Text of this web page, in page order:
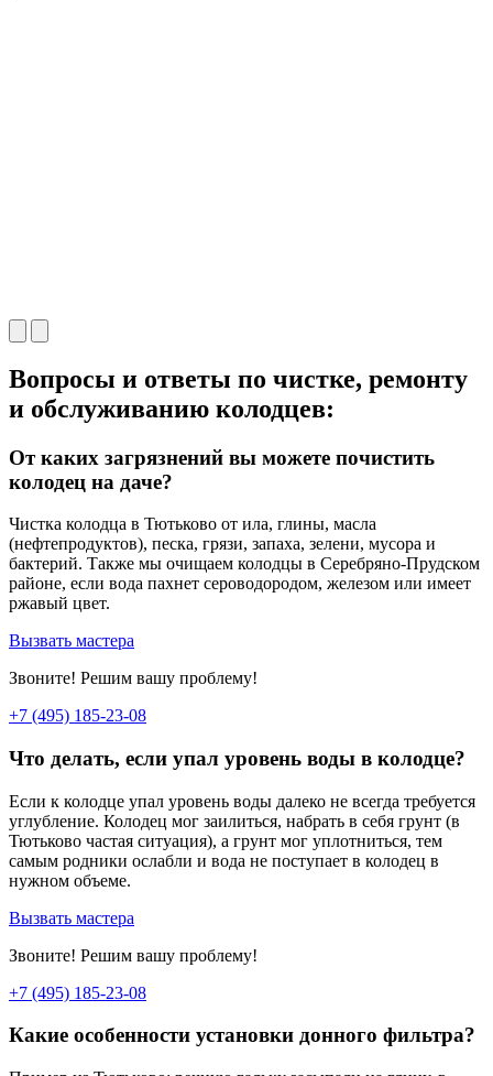
Вопросы и ответы по чистке, ремонту
и обслуживанию колодцев:
От каких загрязнений вы можете почистить
колодец на даче?
Чистка колодца в Тютьково от ила, глины, масла
(нефтепродуктов), песка, грязи, запаха, зелени, мусора и
бактерий. Также мы очищаем колодцы в Серебряно-Прудском
районе, если вода пахнет сероводородом, железом или имеет
ржавый цвет.
Вызвать мастера
Звоните! Решим вашу проблему!
+7 (495) 185-23-08
Что делать, если упал уровень воды в колодце?
Если к колодце упал уровень воды далеко не всегда требуется
углубление. Колодец мог заилиться, набрать в себя грунт (в
Тютьково частая ситуация), а грунт мог уплотниться, тем
самым родники ослабли и вода не поступает в колодец в
нужном объеме.
Вызвать мастера
Звоните! Решим вашу проблему!
+7 (495) 185-23-08
Какие особенности установки донного фильтра?